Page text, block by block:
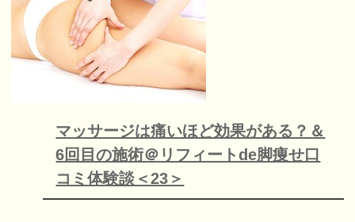
マッサージは痛いほど効果がある？＆
6回目の施術＠リフィートde脚痩せ口
コミ体験談＜23＞